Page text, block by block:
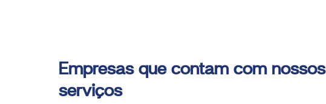
Empresas que contam com nossos
serviços